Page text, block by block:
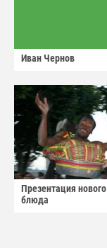
Иван Чернов
Презентация нового
блюда